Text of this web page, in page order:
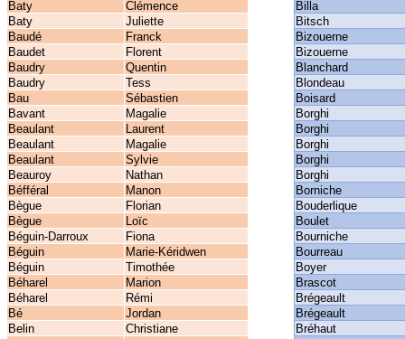
Baty
Clémence
Billa
Baty
Juliette
Bitsch
Baudé
Franck
Bizouerne
Baudet
Florent
Bizouerne
Baudry
Quentin
Blanchard
Baudry
Tess
Blondeau
Bau
Sébastien
Boisard
Bavant
Magalie
Borghi
Beaulant
Laurent
Borghi
Beaulant
Magalie
Borghi
Beaulant
Sylvie
Borghi
Beauroy
Nathan
Borghi
Béfféral
Manon
Borniche
Bègue
Florian
Bouderlique
Bègue
Loïc
Boulet
Béguin-Darroux
Fiona
Bourniche
Béguin
Marie-Kéridwen
Bourreau
Béguin
Timothée
Boyer
Béharel
Marion
Brascot
Béharel
Rémi
Brégeault
Bé
Jordan
Brégeault
Belin
Christiane
Bréhaut